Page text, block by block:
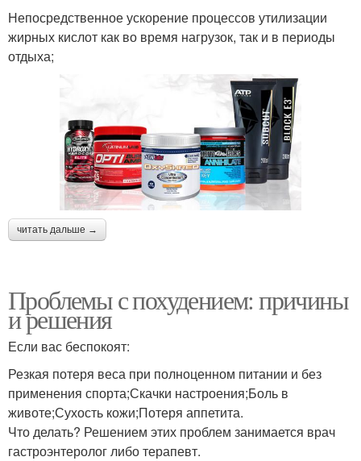
Непосредственное ускорение процессов утилизации
жирных кислот как во время нагрузок, так и в периоды
отдыха;
читать дальше →
Проблемы с похудением: причины
и решения
Если вас беспокоят:
Резкая потеря веса при полноценном питании и без
применения спорта;Скачки настроения;Боль в
животе;Сухость кожи;Потеря аппетита.
Что делать? Решением этих проблем занимается врач
гастроэнтеролог либо терапевт.